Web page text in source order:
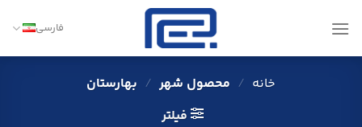
فارسی
خانه / محصول شهر / بهارستان
فیلتر